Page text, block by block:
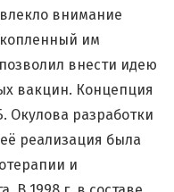
внимание
им
внести идею
вакцин. Концепция
Окулова разработки
реализация была
и